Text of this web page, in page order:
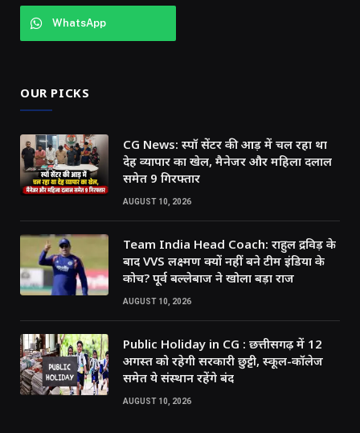
WhatsApp
OUR PICKS
CG News: स्पॉ सेंटर की आड़ में चल रहा था
देह व्यापार का खेल, मैनेजर और महिला दलाल
समेत 9 गिरफ्तार
AUGUST 10, 2026
Team India Head Coach: राहुल द्रविड़ के
बाद VVS लक्ष्मण क्यों नहीं बने टीम इंडिया के
कोच? पूर्व बल्लेबाज ने खोला बड़ा राज
AUGUST 10, 2026
Public Holiday in CG : छत्तीसगढ़ में 12
अगस्त को रहेगी सरकारी छुट्टी, स्कूल-कॉलेज
समेत ये संस्थान रहेंगे बंद
AUGUST 10, 2026